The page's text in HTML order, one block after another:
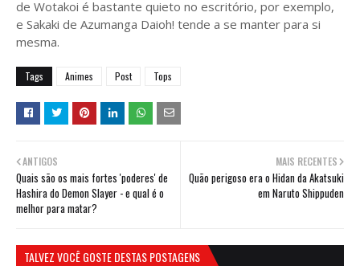
de Wotakoi é bastante quieto no escritório, por exemplo,
e Sakaki de Azumanga Daioh! tende a se manter para si
mesma.
Tags Animes Post Tops
MAIS RECENTES
Quão perigoso era o Hidan da Akatsuki
em Naruto Shippuden
ANTIGOS
Quais são os mais fortes 'poderes' de
Hashira do Demon Slayer - e qual é o
melhor para matar?
TALVEZ VOCÊ GOSTE DESTAS POSTAGENS